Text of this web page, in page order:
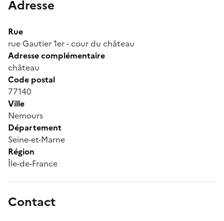
Adresse
Rue
rue Gautier 1er - cour du château
Adresse complémentaire
château
Code postal
77140
Ville
Nemours
Département
Seine-et-Marne
Région
Île-de-France
Contact